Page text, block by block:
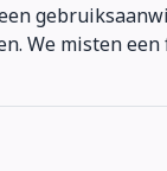
We misten